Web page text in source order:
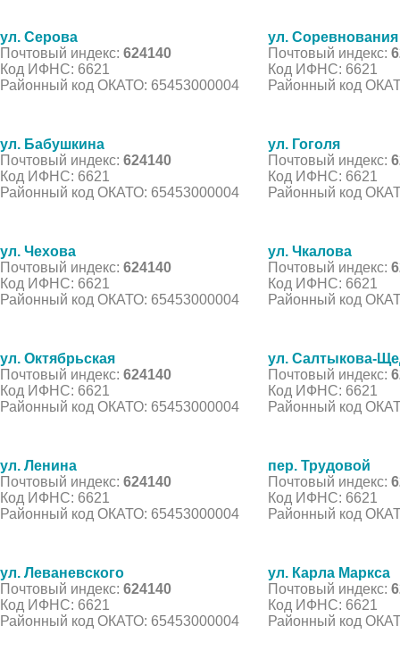
ул. Серова
Почтовый индекс: 624140
Код ИФНС: 6621
Районный код ОКАТО: 65453000004
ул. Соревнования
Почтовый индекс:
Код ИФНС: 6621
Районный код
ул. Бабушкина
Почтовый индекс: 624140
Код ИФНС: 6621
Районный код ОКАТО: 65453000004
ул. Гоголя
Почтовый индекс:
Код ИФНС: 6621
Районный код
ул. Чехова
Почтовый индекс: 624140
Код ИФНС: 6621
Районный код ОКАТО: 65453000004
ул. Чкалова
Почтовый индекс:
Код ИФНС: 6621
Районный код
ул. Октябрьская
Почтовый индекс: 624140
Код ИФНС: 6621
Районный код ОКАТО: 65453000004
ул. Салтыкова-
Почтовый индекс:
Код ИФНС: 6621
Районный код
ул. Ленина
Почтовый индекс: 624140
Код ИФНС: 6621
Районный код ОКАТО: 65453000004
пер. Трудовой
Почтовый индекс:
Код ИФНС: 6621
Районный код
ул. Леваневского
Почтовый индекс: 624140
Код ИФНС: 6621
Районный код ОКАТО: 65453000004
ул. Карла Маркса
Почтовый индекс:
Код ИФНС: 6621
Районный код